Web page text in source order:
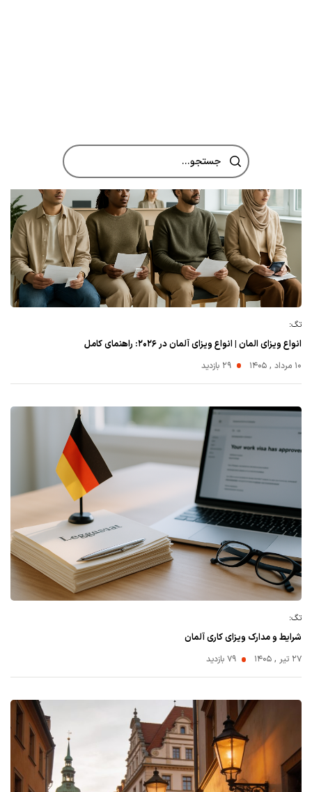
تگ:
انواع ویزای المان | انواع ویزای آلمان در ۲۰۲۶: راهنمای کامل
۱۰ مرداد , ۱۴۰۵ 29 بازدید
تگ:
شرایط و مدارک ویزای کاری آلمان
۲۷ تیر , ۱۴۰۵ 79 بازدید